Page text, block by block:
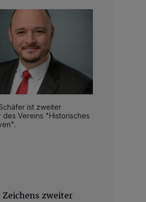
ist zweiter
des Vereins "Historisches
Zeichens zweiter